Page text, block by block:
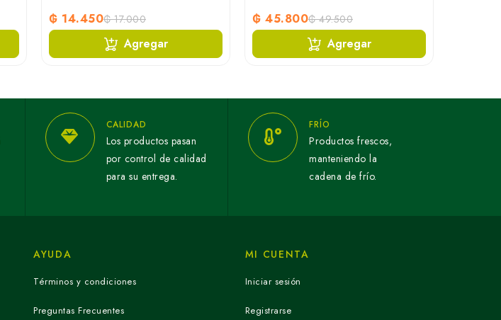
₲ 14.450₲ 17.000
Agregar
₲ 45.800₲ 49.500
Agregar
CALIDAD
Los productos pasan
por control de calidad
para su entrega.
FRÍO
Productos frescos,
manteniendo la
cadena de frío.
AYUDA
Términos y condiciones
Preguntas Frecuentes
MI CUENTA
Iniciar sesión
Registrarse